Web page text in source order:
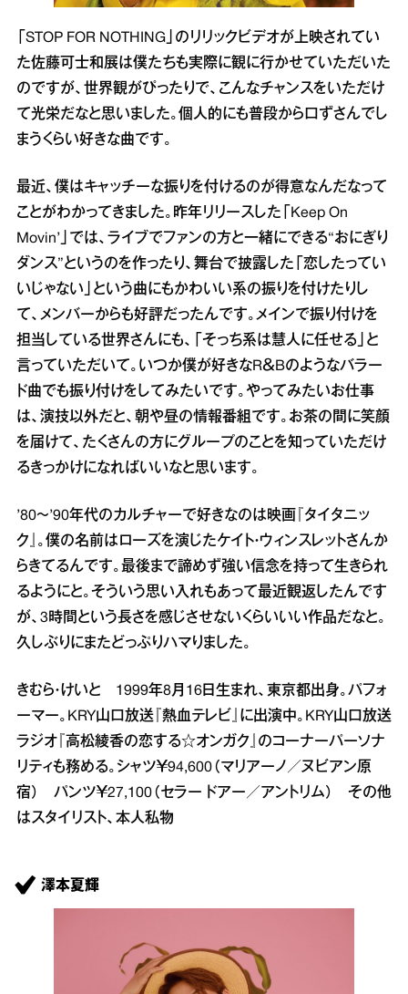
「STOP FOR NOTHING」のリリックビデオが上映されてい
た佐藤可士和展は僕たちも実際に観に行かせていただいた
のですが、世界観がぴったりで、こんなチャンスをいただけ
て光栄だなと思いました。個人的にも普段から口ずさんでし
まうくらい好きな曲です。
最近、僕はキャッチーな振りを付けるのが得意なんだなって
ことがわかってきました。昨年リリースした「Keep On
Movin’」では、ライブでファンの方と一緒にできる“おにぎり
ダンス”というのを作ったり、舞台で披露した「恋したってい
いじゃない」という曲にもかわいい系の振りを付けたりし
て、メンバーからも好評だったんです。メインで振り付けを
担当している世界さんにも、「そっち系は慧人に任せる」と
言っていただいて。いつか僕が好きなR＆Bのようなバラー
ド曲でも振り付けをしてみたいです。やってみたいお仕事
は、演技以外だと、朝や昼の情報番組です。お茶の間に笑顔
を届けて、たくさんの方にグループのことを知っていただけ
るきっかけになればいいなと思います。
’80～’90年代のカルチャーで好きなのは映画『タイタニッ
ク』。僕の名前はローズを演じたケイト・ウィンスレットさんか
らきてるんです。最後まで諦めず強い信念を持って生きられ
るようにと。そういう思い入れもあって最近観返したんです
が、3時間という長さを感じさせないくらいいい作品だなと。
久しぶりにまたどっぷりハマりました。
きむら・けいと 1999年8月16日生まれ、東京都出身。パフォ
ーマー。KRY山口放送『熱血テレビ』に出演中。KRY山口放送
ラジオ『高松綾香の恋する☆オンガク』のコーナーパーソナ
リティも務める。シャツ￥94,600（マリアーノ／ヌビアン原
宿） パンツ￥27,100（セラー ドアー／アントリム） その他
はスタイリスト、本人私物
澤本夏輝